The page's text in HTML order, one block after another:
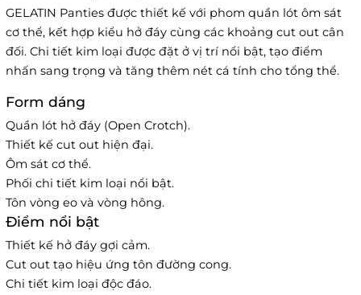
GELATIN Panties được thiết kế với phom quần lót ôm sát
cơ thể, kết hợp kiểu hở đáy cùng các khoảng cut out cân
đối. Chi tiết kim loại được đặt ở vị trí nổi bật, tạo điểm
nhấn sang trọng và tăng thêm nét cá tính cho tổng thể.
Form dáng
Quần lót hở đáy (Open Crotch).
Thiết kế cut out hiện đại.
Ôm sát cơ thể.
Phối chi tiết kim loại nổi bật.
Tôn vòng eo và vòng hông.
Điểm nổi bật
Thiết kế hở đáy gợi cảm.
Cut out tạo hiệu ứng tôn đường cong.
Chi tiết kim loại độc đáo.